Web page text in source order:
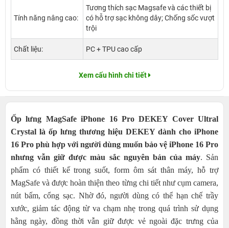
Tính năng nâng cao:
Tương thích sạc Magsafe và các thiết bị
có hỗ trợ sạc không dây; Chống sốc vượt
trội
Chất liệu: PC + TPU cao cấp
Xem cấu hình chi tiết
Ốp lưng MagSafe iPhone 16 Pro DEKEY Cover Ultral
Crystal là ốp lưng thương hiệu DEKEY dành cho iPhone
16 Pro phù hợp với người dùng muốn bảo vệ iPhone 16 Pro
nhưng vẫn giữ được màu sắc nguyên bản của máy. Sản
phẩm có thiết kế trong suốt, form ôm sát thân máy, hỗ trợ
MagSafe và được hoàn thiện theo từng chi tiết như cụm camera,
nút bấm, cổng sạc. Nhờ đó, người dùng có thể hạn chế trầy
xước, giảm tác động từ va chạm nhẹ trong quá trình sử dụng
hằng ngày, đồng thời vẫn giữ được vẻ ngoài đặc trưng của